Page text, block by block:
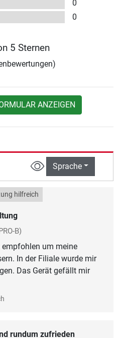
0
0
5 Sternen
ANZEIGEN
Sprache
hilfreich
B)
empfohlen um meine
In der Filiale wurde mir
Das Gerät gefällt mir
rundum zufrieden